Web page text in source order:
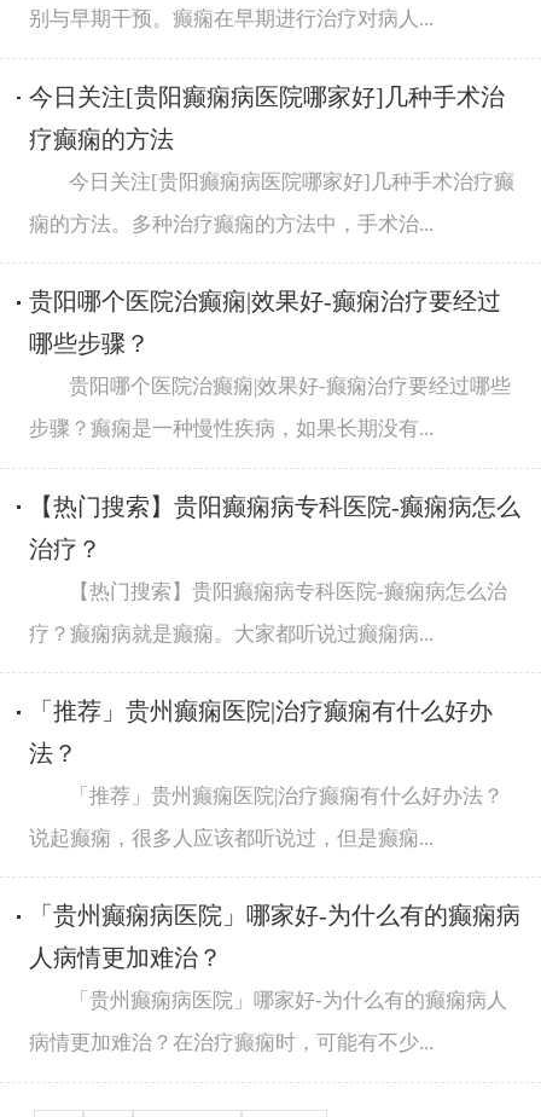
别与早期干预。癫痫在早期进行治疗对病人...
今日关注[贵阳癫痫病医院哪家好]几种手术治
疗癫痫的方法
今日关注[贵阳癫痫病医院哪家好]几种手术治疗癫
痫的方法。多种治疗癫痫的方法中，手术治...
贵阳哪个医院治癫痫|效果好-癫痫治疗要经过
哪些步骤？
贵阳哪个医院治癫痫|效果好-癫痫治疗要经过哪些
步骤？癫痫是一种慢性疾病，如果长期没有...
【热门搜索】贵阳癫痫病专科医院-癫痫病怎么
治疗？
【热门搜索】贵阳癫痫病专科医院-癫痫病怎么治
疗？癫痫病就是癫痫。大家都听说过癫痫病...
「推荐」贵州癫痫医院|治疗癫痫有什么好办
法？
「推荐」贵州癫痫医院|治疗癫痫有什么好办法？
说起癫痫，很多人应该都听说过，但是癫痫...
「贵州癫痫病医院」哪家好-为什么有的癫痫病
人病情更加难治？
「贵州癫痫病医院」哪家好-为什么有的癫痫病人
病情更加难治？在治疗癫痫时，可能有不少...